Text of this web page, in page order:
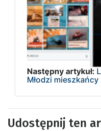
Następny artykuł:
Młodzi mieszkańcy
Udostępnij ten